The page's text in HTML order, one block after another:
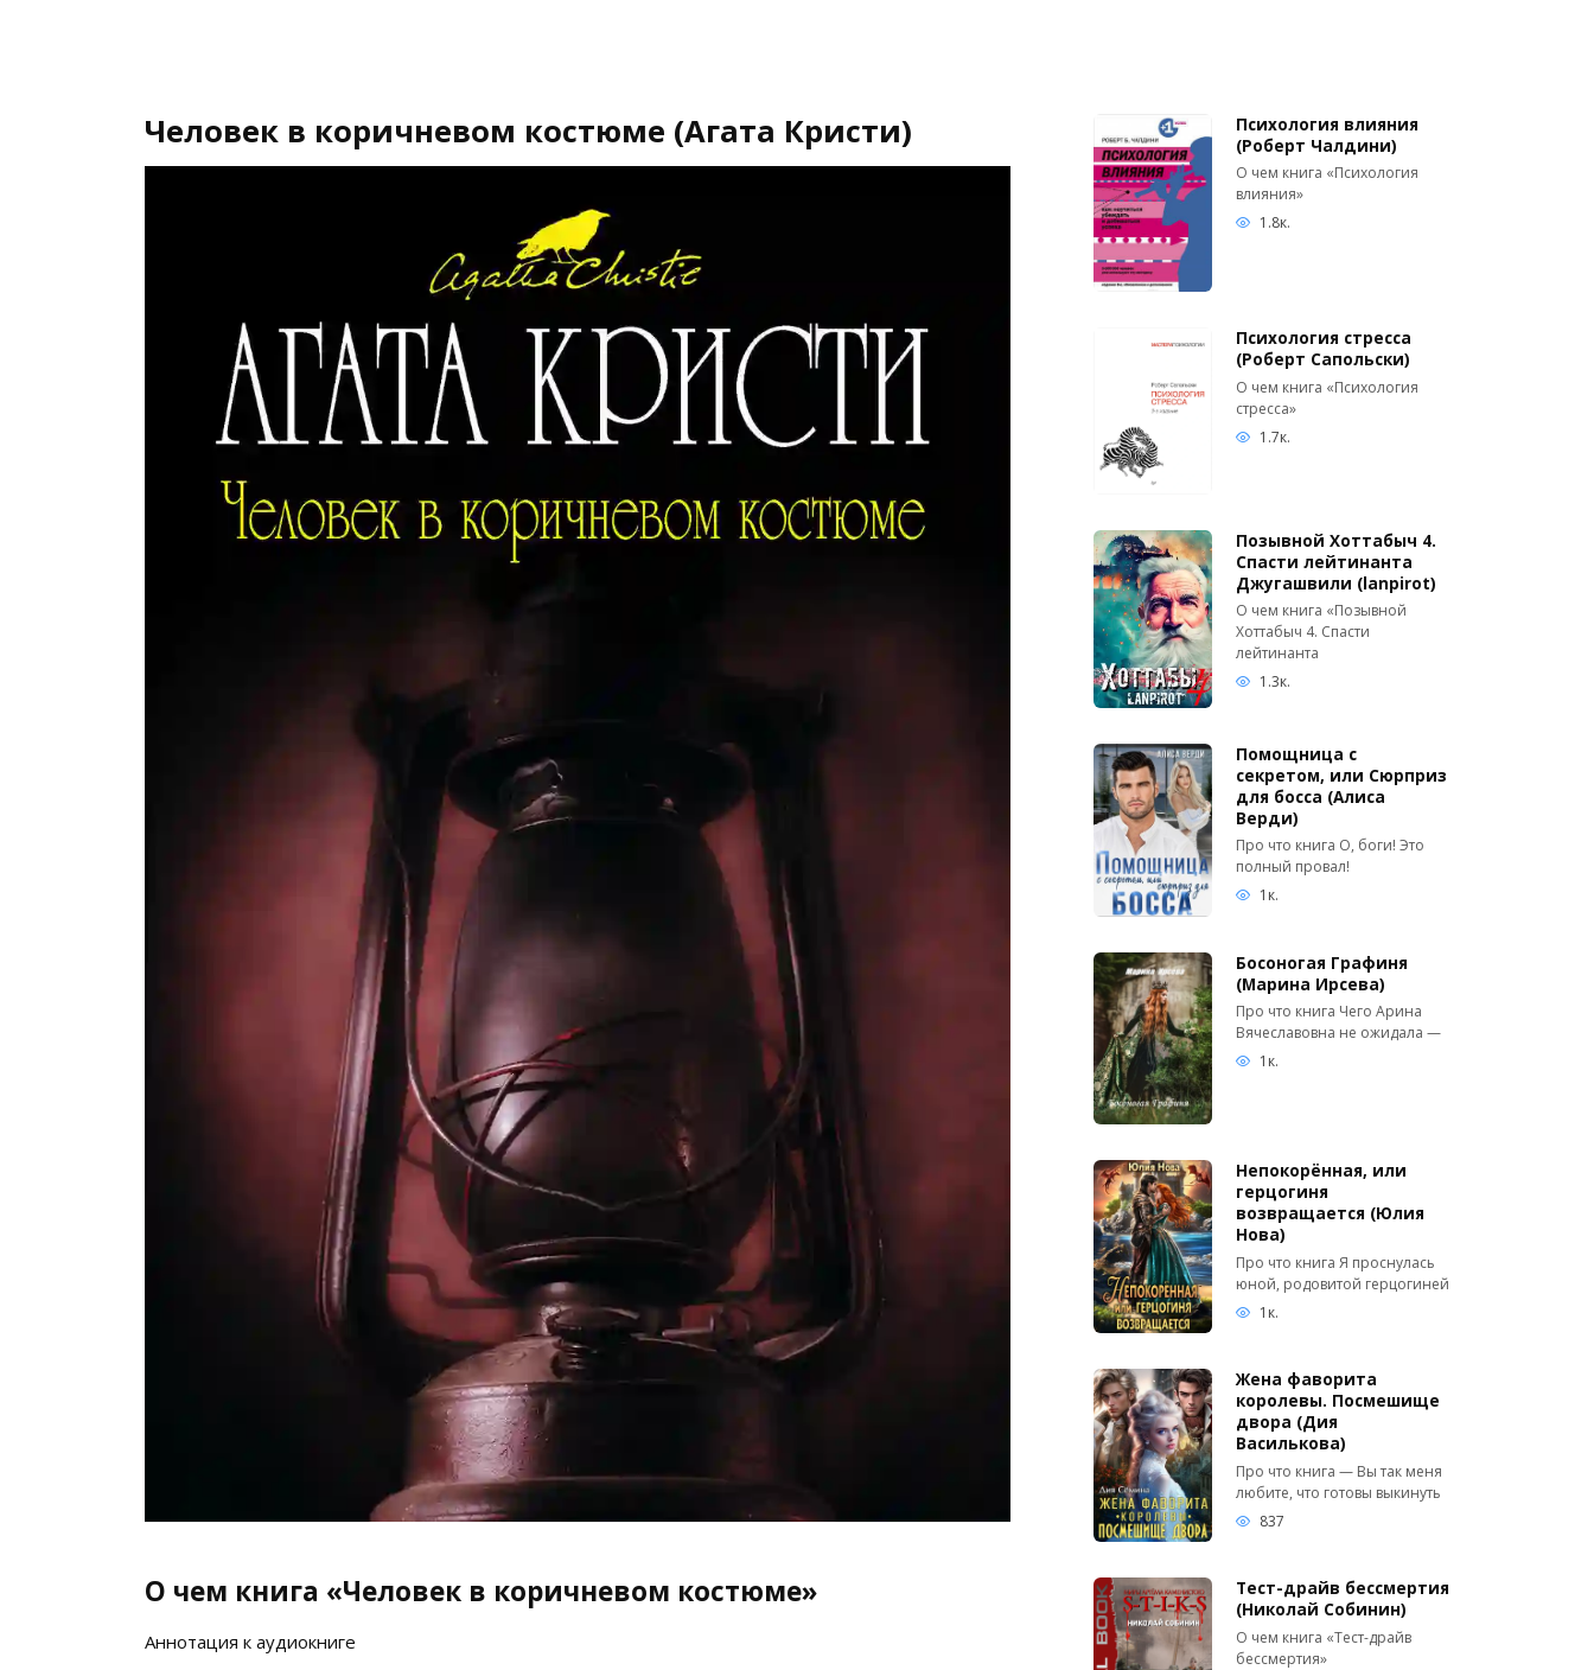
Человек в коричневом костюме (Агата Кристи)
О чем книга «Человек в коричневом костюме»
Аннотация к аудиокниге
Психология влияния
(Роберт Чалдини)
О чем книга «Психология
влияния»
1.8к.
Психология стресса
(Роберт Сапольски)
О чем книга «Психология
стресса»
1.7к.
Позывной Хоттабыч 4.
Спасти лейтинанта
Джугашвили (lanpirot)
О чем книга «Позывной
Хоттабыч 4. Спасти
лейтинанта
1.3к.
Помощница с
секретом, или Сюрприз
для босса (Алиса
Верди)
Про что книга О, боги! Это
полный провал!
1к.
Босоногая Графиня
(Марина Ирсева)
Про что книга Чего Арина
Вячеславовна не ожидала —
1к.
Непокорённая, или
герцогиня
возвращается (Юлия
Нова)
Про что книга Я проснулась
юной, родовитой герцогиней
1к.
Жена фаворита
королевы. Посмешище
двора (Дия
Василькова)
Про что книга — Вы так меня
любите, что готовы выкинуть
837
Тест-драйв бессмертия
(Николай Собинин)
О чем книга «Тест-драйв
бессмертия»